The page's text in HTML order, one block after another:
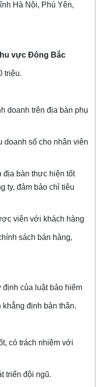
Hà Nội, Phú Yên,
vực Đông Bắc
triệu.
doanh trên địa bàn phụ
doanh số cho nhân viên
địa bàn thực hiện tốt
ty, đảm bảo chỉ tiêu
viên với khách hàng
sách bán hàng,
của luật bảo hiểm
định bản thân.
có trách nhiệm với
triển đội ngũ.